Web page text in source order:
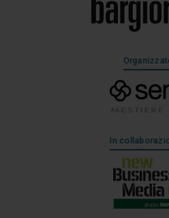
In